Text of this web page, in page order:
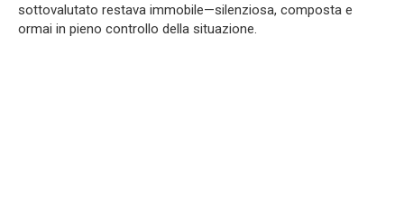
sottovalutato restava immobile—silenziosa, composta e
ormai in pieno controllo della situazione.